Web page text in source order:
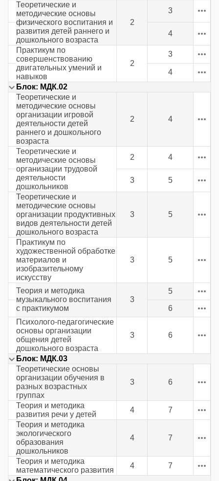
Теоретические и
методические основы
физического воспитания и
развития детей раннего и
дошкольного возраста
2
3
4
Практикум по
совершенствованию
двигательных умений и
навыков
2
3
4
Блок: МДК.02
Теоретические и
методические основы
организации игровой
деятельности детей
раннего и дошкольного
возраста
2 4
Теоретические и
методические основы
организации трудовой
деятельности
дошкольников
2 4
3
5
Теоретические и
методические основы
организации продуктивных
видов деятельности детей
дошкольного возраста
3 5
Практикум по
художественной обработке
материалов и
изобразительному
искусству
3 5
Теория и методика
музыкального воспитания
с практикумом
3
5
6
Психолого-педагогические
основы организации
общения детей
дошкольного возраста
3 6
Блок: МДК.03
Теоретические основы
организации обучения в
разных возрастных
группах
3 6
Теория и методика
развития речи у детей
4
7
Теория и методика
экологического
образования
дошкольников
4 7
Теория и методика
математического развития
4
7